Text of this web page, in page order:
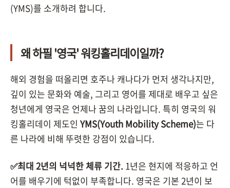
(YMS)를 소개하려 합니다.
왜 하필 '영국' 워킹홀리데이일까?
해외 경험을 떠올리면 호주나 캐나다가 먼저 생각나지만,
깊이 있는 문화와 예술, 그리고 영어를 제대로 배우고 싶은
청년에게 영국은 언제나 꿈의 나라입니다. 특히 영국의 워
킹홀리데이 제도인 YMS(Youth Mobility Scheme)는 다
른 나라에 비해 뚜렷한 강점이 있습니다.
✅최대 2년의 넉넉한 체류 기간. 1년은 현지에 적응하고 언
어를 배우기에 턱없이 부족합니다. 영국은 기본 2년이 보